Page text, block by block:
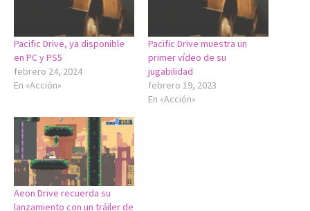
Pacific Drive, ya disponible
en PC y PS5
febrero 24, 2024
En «Acción»
Pacific Drive muestra un
primer vídeo de su
jugabilidad
febrero 19, 2023
En «Acción»
Aeon Drive recuerda su
lanzamiento con un tráiler de